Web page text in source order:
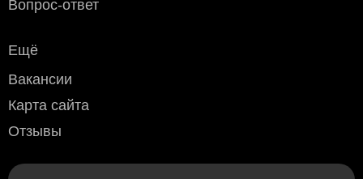
Вопрос-ответ
Ещё
Вакансии
Карта сайта
Отзывы